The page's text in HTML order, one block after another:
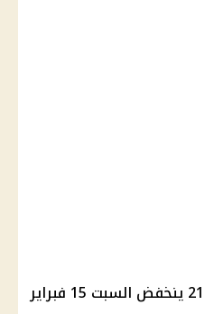
"أسعار الذهب اليوم".. عيار 21 ينخفض السبت 15 فبراير